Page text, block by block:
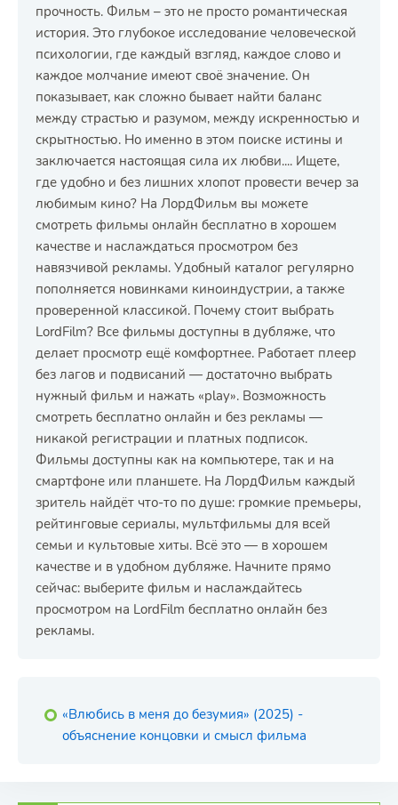
прочность. Фильм – это не просто романтическая
история. Это глубокое исследование человеческой
психологии, где каждый взгляд, каждое слово и
каждое молчание имеют своё значение. Он
показывает, как сложно бывает найти баланс
между страстью и разумом, между искренностью и
скрытностью. Но именно в этом поиске истины и
заключается настоящая сила их любви.... Ищете,
где удобно и без лишних хлопот провести вечер за
любимым кино? На ЛордФильм вы можете
смотреть фильмы онлайн бесплатно в хорошем
качестве и наслаждаться просмотром без
навязчивой рекламы. Удобный каталог регулярно
пополняется новинками киноиндустрии, а также
проверенной классикой. Почему стоит выбрать
LordFilm? Все фильмы доступны в дубляже, что
делает просмотр ещё комфортнее. Работает плеер
без лагов и подвисаний — достаточно выбрать
нужный фильм и нажать «play». Возможность
смотреть бесплатно онлайн и без рекламы —
никакой регистрации и платных подписок.
Фильмы доступны как на компьютере, так и на
смартфоне или планшете. На ЛордФильм каждый
зритель найдёт что-то по душе: громкие премьеры,
рейтинговые сериалы, мультфильмы для всей
семьи и культовые хиты. Всё это — в хорошем
качестве и в удобном дубляже. Начните прямо
сейчас: выберите фильм и наслаждайтесь
просмотром на LordFilm бесплатно онлайн без
рекламы.
«Влюбись в меня до безумия» (2025) -
объяснение концовки и смысл фильма